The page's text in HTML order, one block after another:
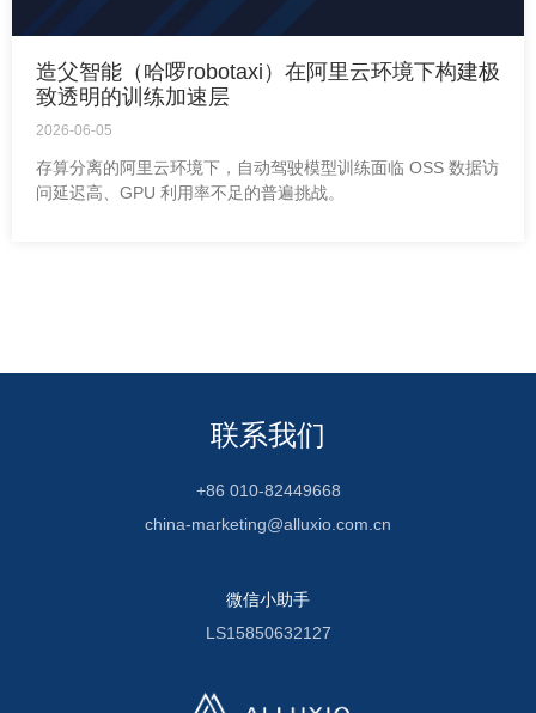
造父智能（哈啰robotaxi）在阿里云环境下构建极
致透明的训练加速层
2026-06-05
存算分离的阿里云环境下，自动驾驶模型训练面临 OSS 数据访
问延迟高、GPU 利用率不足的普遍挑战。
联系我们
+86 010-82449668
china-marketing@alluxio.com.cn
微信小助手
LS15850632127